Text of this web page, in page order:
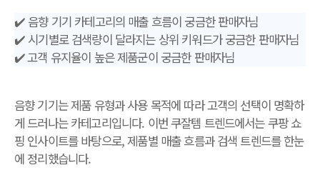
✔️ 음향 기기 카테고리의 매출 흐름이 궁금한 판매자님
✔️ 시기별로 검색량이 달라지는 상위 키워드가 궁금한 판매자님
✔️ 고객 유지율이 높은 제품군이 궁금한 판매자님
음향 기기는 제품 유형과 사용 목적에 따라 고객의 선택이 명확하
게 드러나는 카테고리입니다. 이번 쿠잘템 트렌드에서는 쿠팡 쇼
핑 인사이트를 바탕으로, 제품별 매출 흐름과 검색 트렌드를 한눈
에 정리했습니다.